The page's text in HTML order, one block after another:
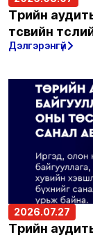
Төрийн
төсвийн
Дэлгэрэнгүй
2026.07.27
Төрийн